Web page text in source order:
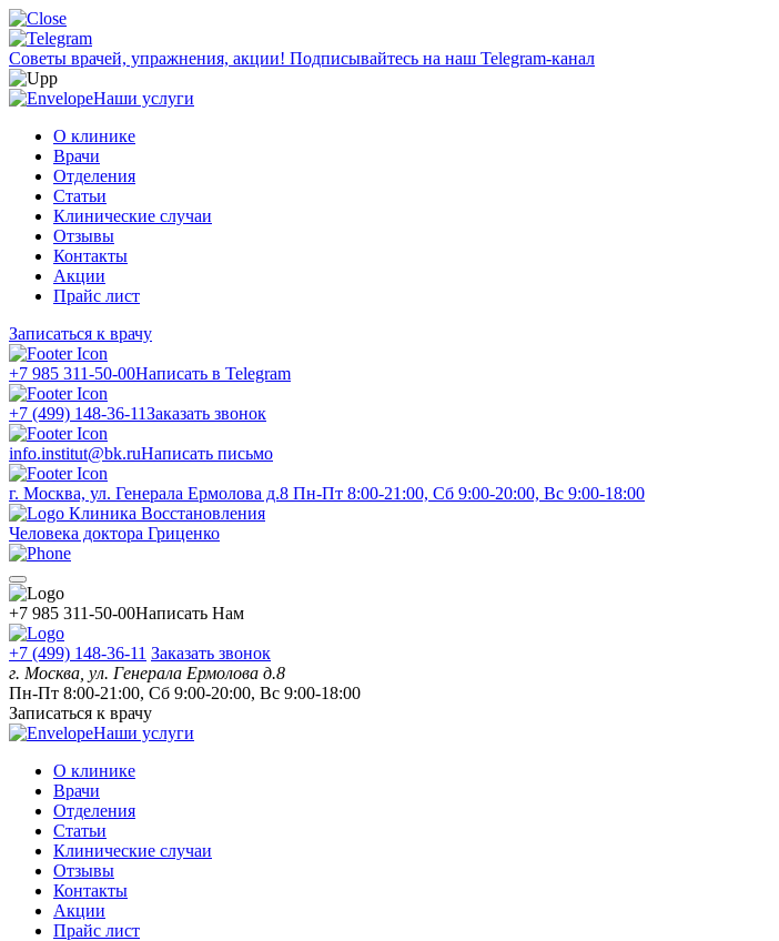
Советы врачей, упражнения, акции! Подписывайтесь на наш Telegram-канал
Наши услуги
О клинике
Врачи
Отделения
Статьи
Клинические случаи
Отзывы
Контакты
Акции
Прайс лист
Записаться к врачу
+7 985 311-50-00Написать в Telegram
+7 (499) 148-36-11Заказать звонок
info.institut@bk.ruНаписать письмо
г. Москва, ул. Генерала Ермолова д.8 Пн-Пт 8:00-21:00, Сб 9:00-20:00, Вс 9:00-18:00
Клиника Восстановления
Человека доктора Гриценко
+7 985 311-50-00Написать Нам
+7 (499) 148-36-11 Заказать звонок
г. Москва, ул. Генерала Ермолова д.8
Пн-Пт 8:00-21:00, Сб 9:00-20:00, Вс 9:00-18:00
Записаться к врачу
Наши услуги
О клинике
Врачи
Отделения
Статьи
Клинические случаи
Отзывы
Контакты
Акции
Прайс лист